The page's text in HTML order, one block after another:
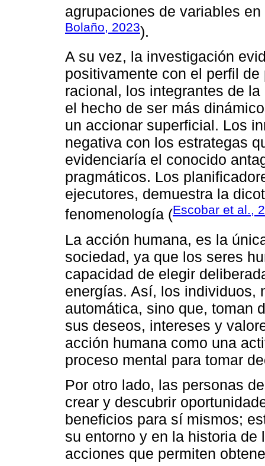
agrupaciones de variables
Bolaño, 2023).
A su vez, la investigación
positivamente con el perfil
racional, los integrantes de
el hecho de ser más
un accionar superficial. Los
negativa con los estrategas
evidenciaría el conocido
pragmáticos. Los
ejecutores, demuestra la
fenomenología (Escobar et al.,
La acción humana, es la
sociedad, ya que los seres
capacidad de elegir
energías. Así, los individuos,
automática, sino que, toman
sus deseos, intereses y
acción humana como una
proceso mental para tomar
Por otro lado, las personas
crear y descubrir
beneficios para sí mismos;
su entorno y en la historia
acciones que permiten